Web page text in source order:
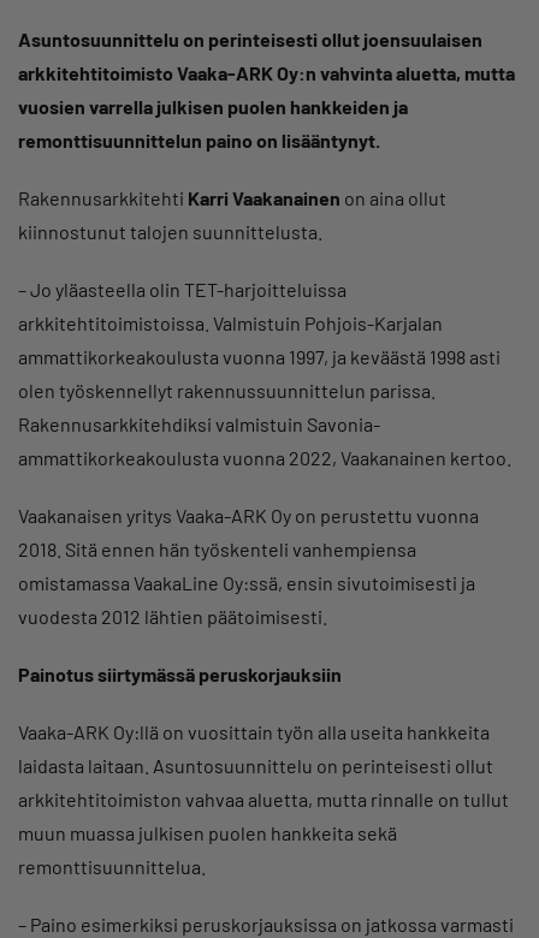
Asuntosuunnittelu on perinteisesti ollut joensuulaisen
arkkitehtitoimisto Vaaka-ARK Oy:n vahvinta aluetta, mutta
vuosien varrella julkisen puolen hankkeiden ja
remonttisuunnittelun paino on lisääntynyt.
Rakennusarkkitehti Karri Vaakanainen on aina ollut
kiinnostunut talojen suunnittelusta.
– Jo yläasteella olin TET-harjoitteluissa
arkkitehtitoimistoissa. Valmistuin Pohjois-Karjalan
ammattikorkeakoulusta vuonna 1997, ja keväästä 1998 asti
olen työskennellyt rakennussuunnittelun parissa.
Rakennusarkkitehdiksi valmistuin Savonia-
ammattikorkeakoulusta vuonna 2022, Vaakanainen kertoo.
Vaakanaisen yritys Vaaka-ARK Oy on perustettu vuonna
2018. Sitä ennen hän työskenteli vanhempiensa
omistamassa VaakaLine Oy:ssä, ensin sivutoimisesti ja
vuodesta 2012 lähtien päätoimisesti.
Painotus siirtymässä peruskorjauksiin
Vaaka-ARK Oy:llä on vuosittain työn alla useita hankkeita
laidasta laitaan. Asuntosuunnittelu on perinteisesti ollut
arkkitehtitoimiston vahvaa aluetta, mutta rinnalle on tullut
muun muassa julkisen puolen hankkeita sekä
remonttisuunnittelua.
– Paino esimerkiksi peruskorjauksissa on jatkossa varmasti